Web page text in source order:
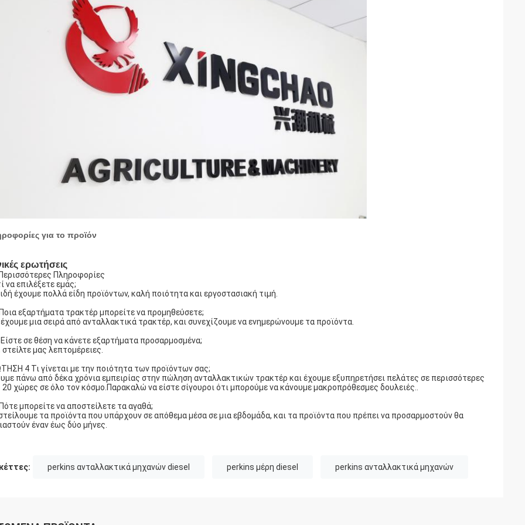
για το προϊόν
ερωτήσεις
Πληροφορίες
να επιλέξετε εμάς;
έχουμε πολλά είδη προϊόντων, καλή ποιότητα και εργοστασιακή τιμή.
εξαρτήματα τρακτέρ μπορείτε να προμηθεύσετε;
μια σειρά από ανταλλακτικά τρακτέρ, και συνεχίζουμε να ενημερώνουμε τα προϊόντα.
σε θέση να κάνετε εξαρτήματα προσαρμοσμένα;
στείλτε μας λεπτομέρειες.
4 Τι γίνεται με την ποιότητα των προϊόντων σας;
πάνω από δέκα χρόνια εμπειρίας στην πώληση ανταλλακτικών τρακτέρ και έχουμε εξυπηρετήσει πελάτες σε περισσότερες
χώρες σε όλο τον κόσμο.Παρακαλώ να είστε σίγουροι ότι μπορούμε να κάνουμε μακροπρόθεσμες δουλειές..
μπορείτε να αποστείλετε τα αγαθά;
τα προϊόντα που υπάρχουν σε απόθεμα μέσα σε μια εβδομάδα, και τα προϊόντα που πρέπει να προσαρμοστούν θα
έναν έως δύο μήνες.
perkins ανταλλακτικά μηχανών diesel perkins μέρη diesel perkins ανταλλακτικά μηχανών